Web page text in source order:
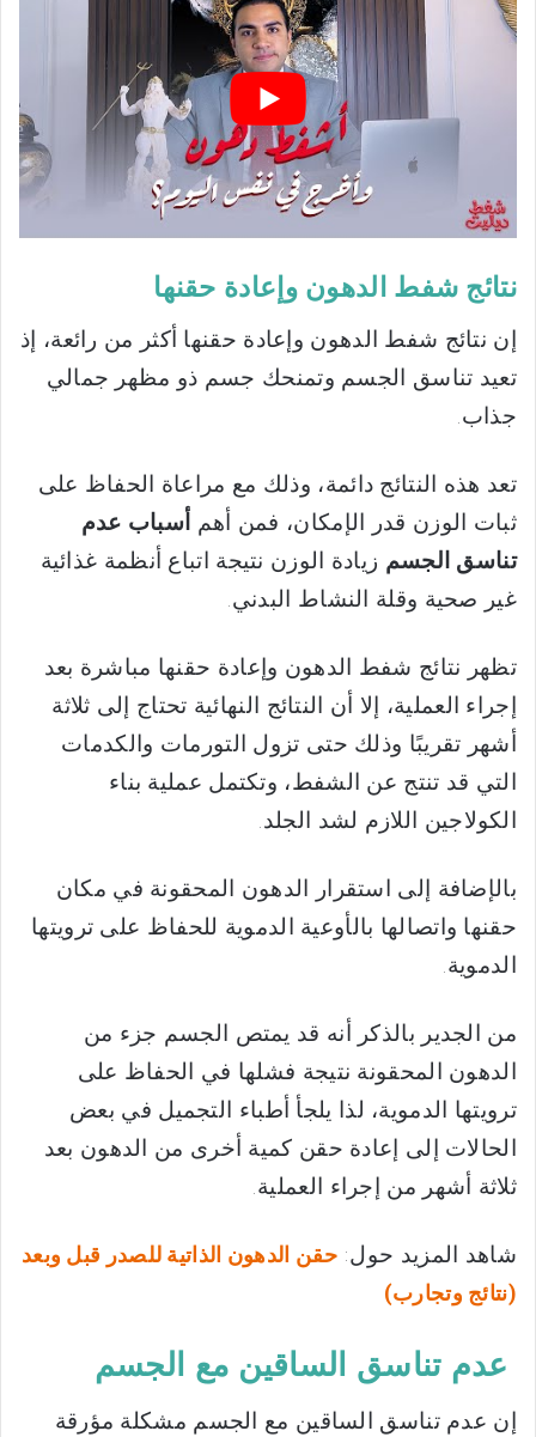
نتائج شفط الدهون وإعادة حقنها
إن نتائج شفط الدهون وإعادة حقنها أكثر من رائعة، إذ
تعيد تناسق الجسم وتمنحك جسم ذو مظهر جمالي
جذاب.
تعد هذه النتائج دائمة، وذلك مع مراعاة الحفاظ على
ثبات الوزن قدر الإمكان، فمن أهم أسباب عدم
تناسق الجسم زيادة الوزن نتيجة اتباع أنظمة غذائية
غير صحية وقلة النشاط البدني.
تظهر نتائج شفط الدهون وإعادة حقنها مباشرة بعد
إجراء العملية، إلا أن النتائج النهائية تحتاج إلى ثلاثة
أشهر تقريبًا وذلك حتى تزول التورمات والكدمات
التي قد تنتج عن الشفط، وتكتمل عملية بناء
الكولاجين اللازم لشد الجلد.
بالإضافة إلى استقرار الدهون المحقونة في مكان
حقنها واتصالها بالأوعية الدموية للحفاظ على ترويتها
الدموية.
من الجدير بالذكر أنه قد يمتص الجسم جزء من
الدهون المحقونة نتيجة فشلها في الحفاظ على
ترويتها الدموية، لذا يلجأ أطباء التجميل في بعض
الحالات إلى إعادة حقن كمية أخرى من الدهون بعد
ثلاثة أشهر من إجراء العملية.
شاهد المزيد حول:حقن الدهون الذاتية للصدر قبل وبعد
(نتائج وتجارب)
عدم تناسق الساقين مع الجسم
إن عدم تناسق الساقين مع الجسم مشكلة مؤرقة